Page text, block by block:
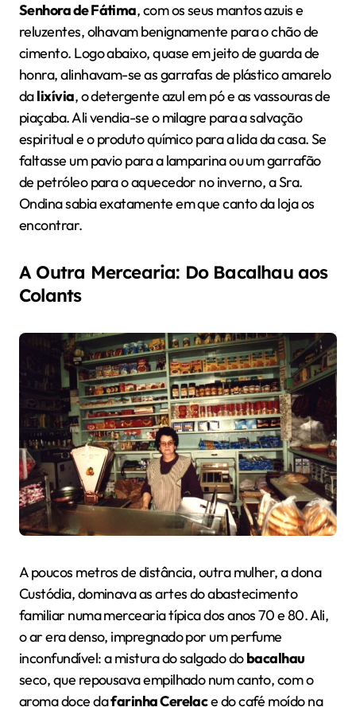
Senhora de Fátima, com os seus mantos azuis e
reluzentes, olhavam benignamente para o chão de
cimento. Logo abaixo, quase em jeito de guarda de
honra, alinhavam-se as garrafas de plástico amarelo
dalixívia, o detergente azul em pó e as vassouras de
piaçaba. Ali vendia-se o milagre para a salvação
espiritual e o produto químico para a lida da casa. Se
faltasse um pavio para a lamparina ou um garrafão
de petróleo para o aquecedor no inverno, a Sra.
Ondina sabia exatamente em que canto da loja os
encontrar.
A Outra Mercearia: Do Bacalhau aos
Colants
A poucos metros de distância, outra mulher, a dona
Custódia, dominava as artes do abastecimento
familiar numa mercearia típica dos anos 70 e 80. Ali,
o ar era denso, impregnado por um perfume
inconfundível: a mistura do salgado dobacalhau
seco, que repousava empilhado num canto, com o
aroma doce dafarinha Cerelace do café moído na